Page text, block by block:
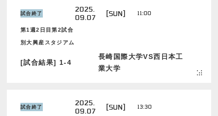
試合終了
2025.
09.07
[SUN] 11:00
第1週2日目第2試合
別大興産スタジアム
[試合結果] 1-4
長崎国際大学VS西日本工
業大学
試合終了
2025.
09.07
[SUN] 13:30